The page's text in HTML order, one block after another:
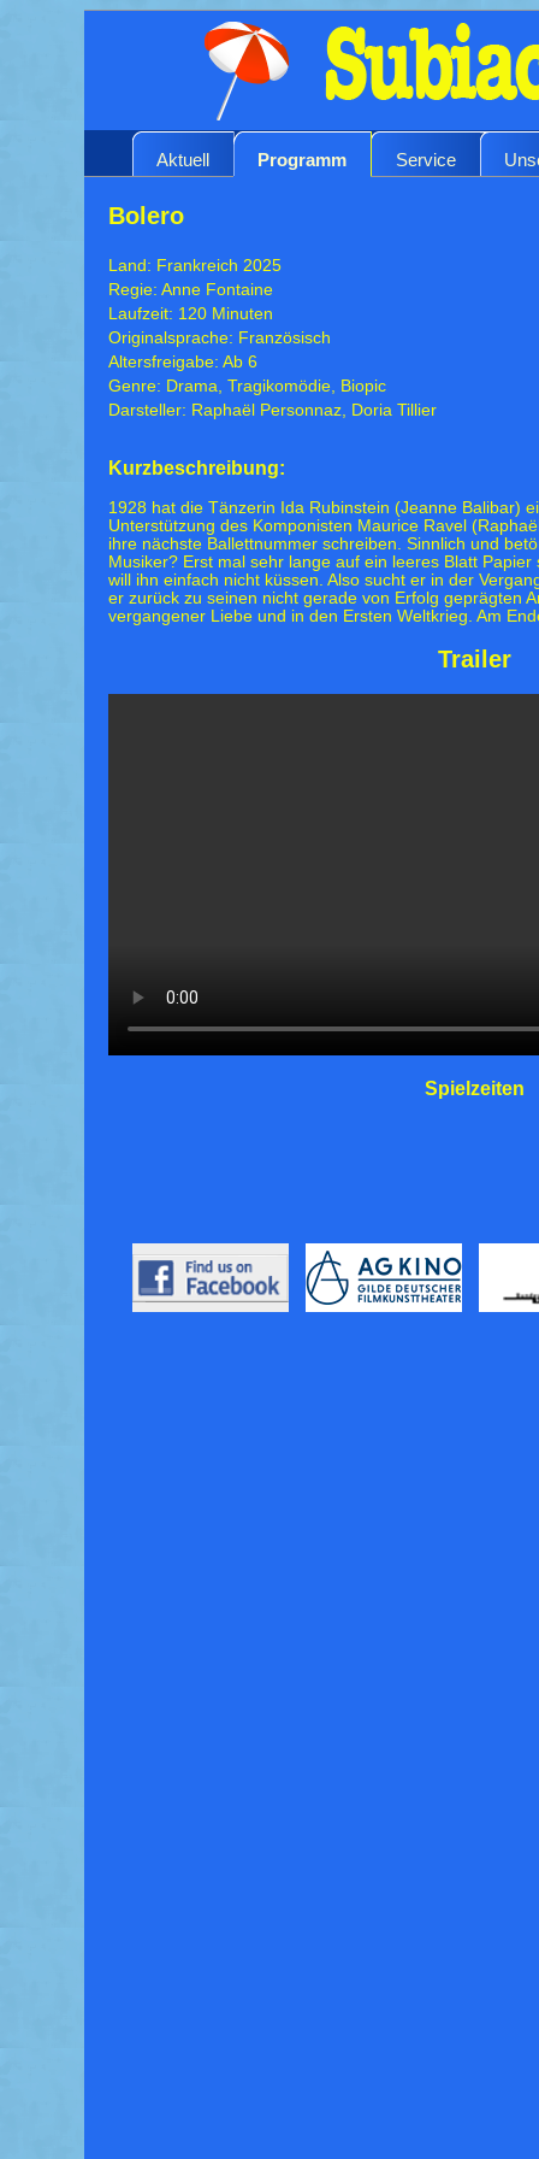
Aktuell Programm Service
Bolero
Land: Frankreich 2025
Regie: Anne Fontaine
Laufzeit: 120 Minuten
Originalsprache: Französisch
Altersfreigabe: Ab 6
Genre: Drama, Tragikomödie, Biopic
Darsteller: Raphaël Personnaz, Doria Tillier
Kurzbeschreibung:
1928 hat die Tänzerin Ida Rubinstein (Jeanne Balibar)
Unterstützung des Komponisten Maurice Ravel
ihre nächste Ballettnummer schreiben. Sinnlich und
Musiker? Erst mal sehr lange auf ein leeres Blatt
will ihn einfach nicht küssen. Also sucht er in der
er zurück zu seinen nicht gerade von Erfolg geprägten
vergangener Liebe und in den Ersten Weltkrieg. Am
Trailer
Spielzeiten